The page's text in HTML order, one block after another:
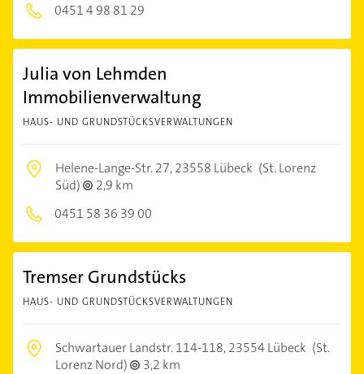
0451 4 98 81 29
Julia von Lehmden
Immobilienverwaltung
HAUS- UND GRUNDSTÜCKSVERWALTUNGEN
Helene-Lange-Str. 27,23558 Lübeck (St. Lorenz
Süd)
2,9 km
0451 58 36 39 00
Tremser Grundstücks
HAUS- UND GRUNDSTÜCKSVERWALTUNGEN
Schwartauer Landstr. 114-118,23554 Lübeck (St.
Lorenz Nord)
3,2 km